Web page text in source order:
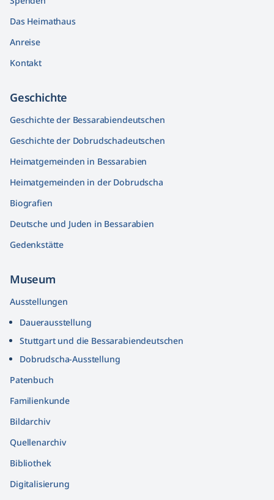
Das Heimathaus
Anreise
Kontakt
Geschichte
Geschichte der Bessarabiendeutschen
Geschichte der Dobrudschadeutschen
Heimatgemeinden in Bessarabien
Heimatgemeinden in der Dobrudscha
Biografien
Deutsche und Juden in Bessarabien
Gedenkstätte
Museum
Ausstellungen
Dauerausstellung
Stuttgart und die Bessarabiendeutschen
Dobrudscha­-Ausstellung
Patenbuch
Familienkunde
Bildarchiv
Quellenarchiv
Bibliothek
Digitalisierung